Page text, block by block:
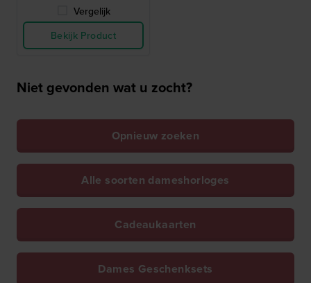
Vergelijk
Bekijk Product
Niet gevonden wat u zocht?
Opnieuw zoeken
Alle soorten dameshorloges
Cadeaukaarten
Dames Geschenksets